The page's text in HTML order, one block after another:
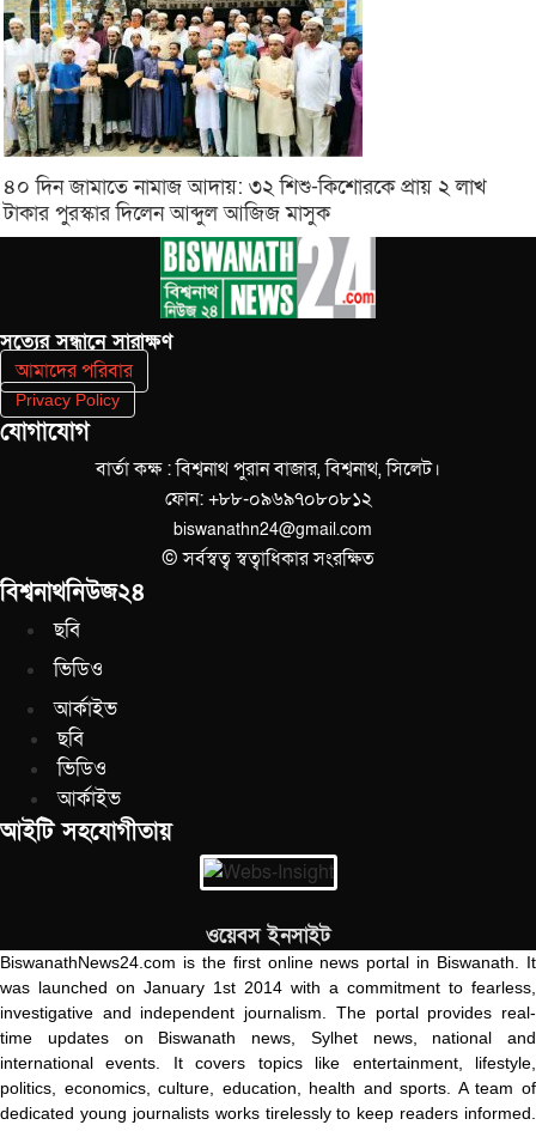
৪০ দিন জামাতে নামাজ আদায়: ৩২ শিশু-কিশোরকে প্রায় ২ লাখ
টাকার পুরস্কার দিলেন আব্দুল আজিজ মাসুক
সত‌্যের সন্ধানে সারাক্ষণ
আমাদের পরিবার
Privacy Policy
যোগাযোগ
বার্তা কক্ষ : বিশ্বনাথ পুরান বাজার, বিশ্বনাথ, সিলেট।
ফোন: +৮৮-০৯৬৯৭০৮০৮১২
biswanathn24@gmail.com
© সর্বস্বত্ব স্বত্বাধিকার সংরক্ষিত
বিশ্বনাথনিউজ২৪
ছবি
ভিডিও
আর্কাইভ
ছবি
ভিডিও
আর্কাইভ
আইটি সহযোগীতায়
ওয়েবস ইনসাইট
BiswanathNews24.com is the first online news portal in Biswanath. It
was launched on January 1st 2014 with a commitment to fearless,
investigative and independent journalism. The portal provides real-
time updates on Biswanath news, Sylhet news, national and
international events. It covers topics like entertainment, lifestyle,
politics, economics, culture, education, health and sports. A team of
dedicated young journalists works tirelessly to keep readers informed.